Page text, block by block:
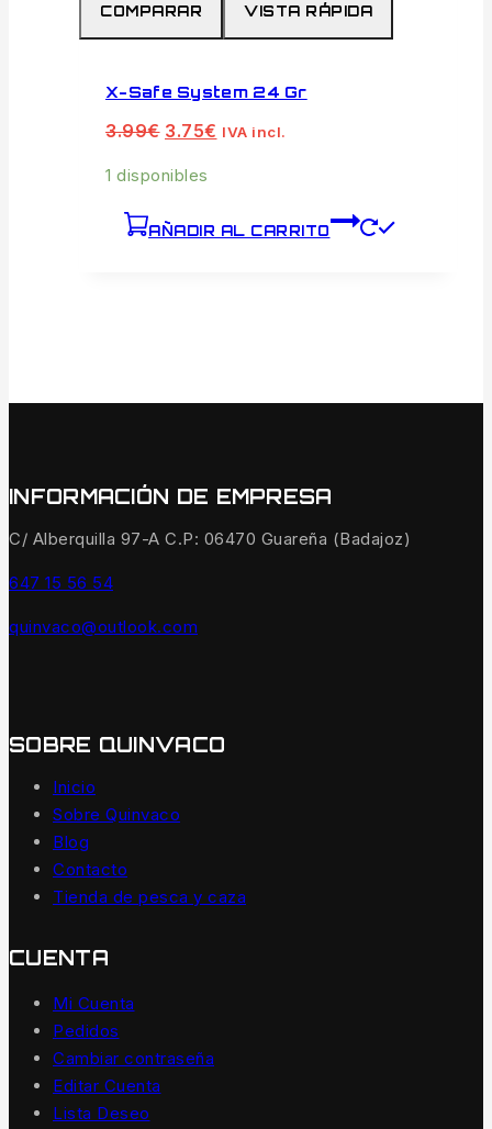
de
COMPARAR VISTA RÁPIDA
X-Safe System 24 Gr
3.99€ El
original
3.75€ El
IVA incl.
1 disponibles
AÑADIR AL CARRITO
INFORMACIÓN DE EMPRESA
C/ Alberquilla 97-A C.P: 06470 Guareña (Badajoz)
647 15 56 54
quinvaco@outlook.com
SOBRE QUINVACO
Inicio
Sobre Quinvaco
Blog
Contacto
Tienda de pesca y caza
CUENTA
Mi Cuenta
Pedidos
Cambiar contraseña
Editar Cuenta
Lista Deseo